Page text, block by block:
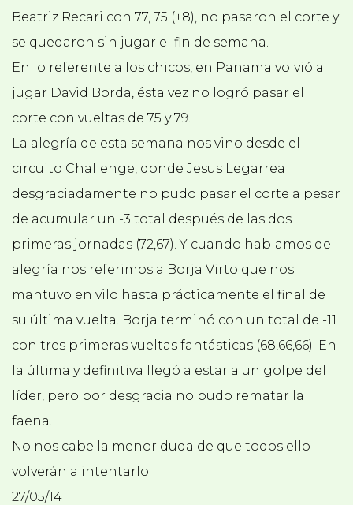
Beatriz Recari con 77, 75 (+8), no pasaron el corte y
se quedaron sin jugar el fin de semana.
En lo referente a los chicos, en Panama volvió a
jugar David Borda, ésta vez no logró pasar el
corte con vueltas de 75 y 79.
La alegría de esta semana nos vino desde el
circuito Challenge, donde Jesus Legarrea
desgraciadamente no pudo pasar el corte a pesar
de acumular un -3 total después de las dos
primeras jornadas (72,67). Y cuando hablamos de
alegría nos referimos a Borja Virto que nos
mantuvo en vilo hasta prácticamente el final de
su última vuelta. Borja terminó con un total de -11
con tres primeras vueltas fantásticas (68,66,66). En
la última y definitiva llegó a estar a un golpe del
líder, pero por desgracia no pudo rematar la
faena.
No nos cabe la menor duda de que todos ello
volverán a intentarlo.
27/05/14